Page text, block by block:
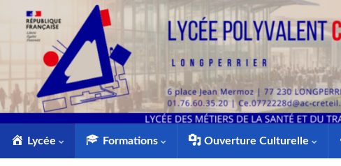
Lycée Formations Ouverture Culturelle